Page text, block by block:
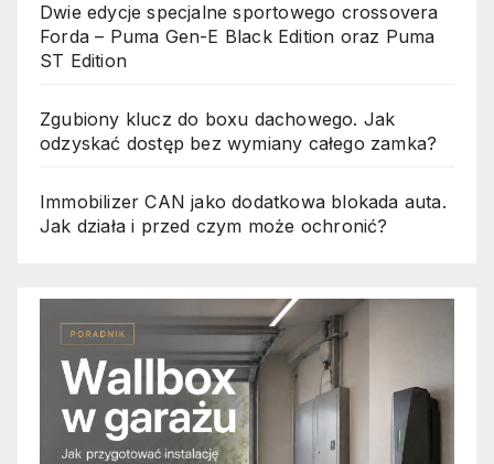
Dwie edycje specjalne sportowego crossovera
Forda – Puma Gen-E Black Edition oraz Puma
ST Edition
Zgubiony klucz do boxu dachowego. Jak
odzyskać dostęp bez wymiany całego zamka?
Immobilizer CAN jako dodatkowa blokada auta.
Jak działa i przed czym może ochronić?